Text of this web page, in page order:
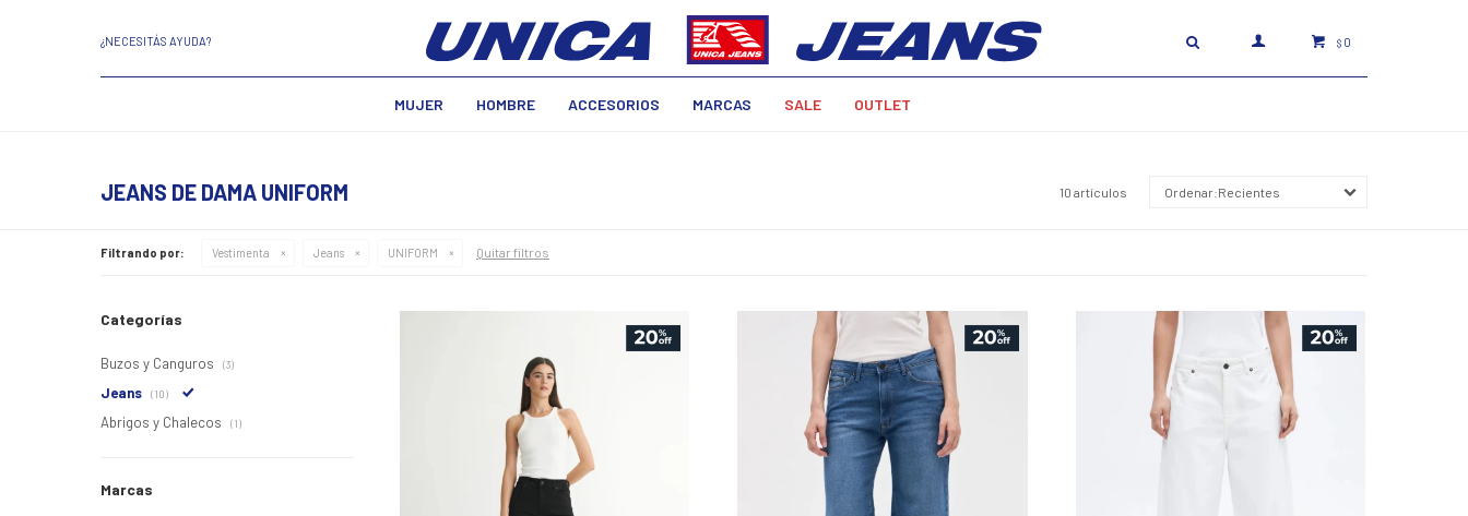
MUJER HOMBRE ACCESORIOS MARCAS SALE OUTLET
$ 0
¿NECESITÁS AYUDA?
JEANS DE DAMA UNIFORM 10 artículos Recientes
Filtrando por: Vestimenta Jeans UNIFORM Quitar filtros
Categorías
Buzos y Canguros (3)
Jeans (10)
Abrigos y Chalecos (1)
Marcas